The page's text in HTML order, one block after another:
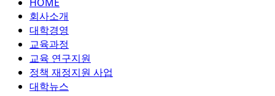
회사소개
대학경영
교육과정
교육 연구지원
정책 재정지원 사업
대학뉴스